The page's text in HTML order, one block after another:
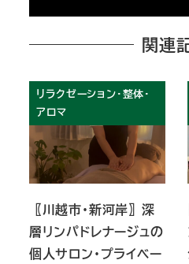
関連
リラクゼーション・整体・
アロマ
〖川越市・新河岸〗深
層リンパドレナージュの
個人サロン・プライベー